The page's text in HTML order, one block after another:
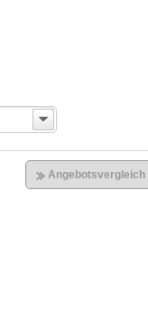
Angebotsvergleich